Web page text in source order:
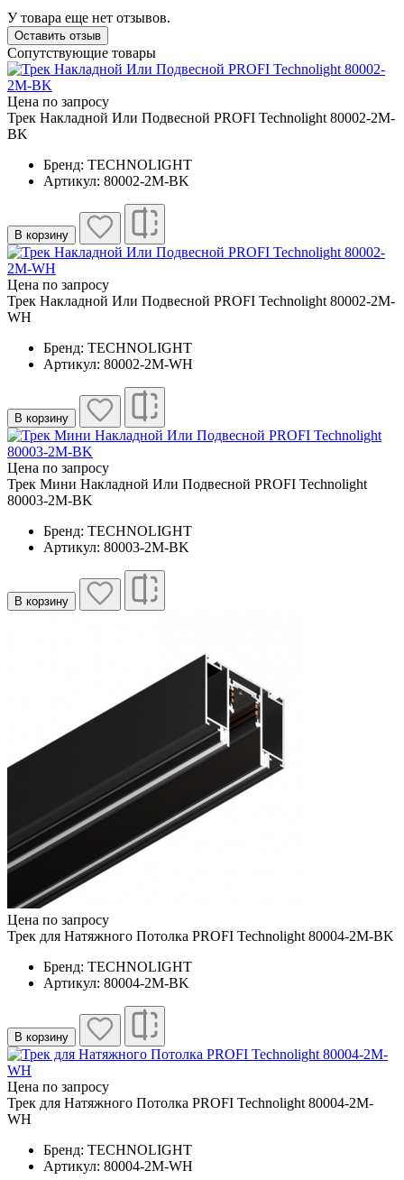
У товара еще нет отзывов.
Оставить отзыв
Сопутствующие товары
Цена по запросу
Трек Накладной Или Подвесной PROFI Technolight 80002-2M-
BK
Бренд: TECHNOLIGHT
Артикул: 80002-2M-BK
В корзину
Цена по запросу
Трек Накладной Или Подвесной PROFI Technolight 80002-2M-
WH
Бренд: TECHNOLIGHT
Артикул: 80002-2M-WH
В корзину
Цена по запросу
Трек Мини Накладной Или Подвесной PROFI Technolight
80003-2M-BK
Бренд: TECHNOLIGHT
Артикул: 80003-2M-BK
В корзину
Цена по запросу
Трек для Натяжного Потолка PROFI Technolight 80004-2M-BK
Бренд: TECHNOLIGHT
Артикул: 80004-2M-BK
В корзину
Цена по запросу
Трек для Натяжного Потолка PROFI Technolight 80004-2M-
WH
Бренд: TECHNOLIGHT
Артикул: 80004-2M-WH